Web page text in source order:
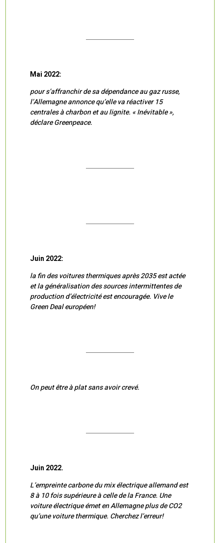
Mai 2022:
pour s’affranchir de sa dépendance au gaz russe,
l’Allemagne annonce qu’elle va réactiver 15
centrales à charbon et au lignite. « Inévitable »,
déclare Greenpeace.
Juin 2022:
la fin des voitures thermiques après 2035 est actée
et la généralisation des sources intermittentes de
production d’électricité est encouragée. Vive le
Green Deal européen!
On peut être à plat sans avoir crevé.
Juin 2022.
L’empreinte carbone du mix électrique allemand est
8 à 10 fois supérieure à celle de la France. Une
voiture électrique émet en Allemagne plus de CO2
qu’une voiture thermique. Cherchez l’erreur!